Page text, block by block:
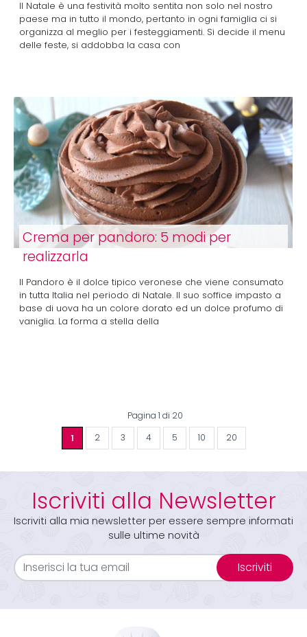
Il Natale è una festività molto sentita non solo nel nostro
paese ma in tutto il mondo, pertanto in ogni famiglia ci si
organizza al meglio per i festeggiamenti. Si decide il menu
delle feste, si addobba la casa con
Crema per pandoro: 5 modi per
realizzarla
Il Pandoro è il dolce tipico veronese che viene consumato
in tutta Italia nel periodo di Natale. Il suo soffice impasto a
base di uova ha un colore dorato ed un dolce profumo di
vaniglia. La forma a stella della
Pagina 1 di 20
1 2 3 4 5 10 20
Iscriviti alla Newsletter
Iscriviti alla mia newsletter per essere sempre informati
sulle ultime novità
Iscriviti